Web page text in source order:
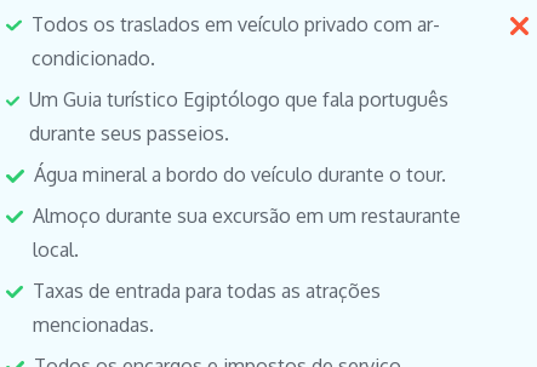
Todos os traslados em veículo privado com ar-
condicionado.
Um Guia turístico Egiptólogo que fala português
durante seus passeios.
Água mineral a bordo do veículo durante o tour.
Almoço durante sua excursão em um restaurante
local.
Taxas de entrada para todas as atrações
mencionadas.